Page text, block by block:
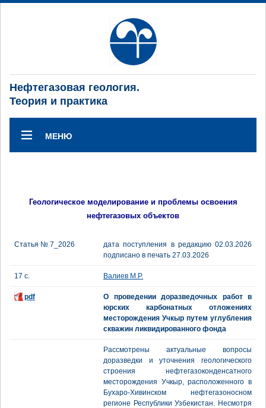
Нефтегазовая геология.
Теория и практика
МЕНЮ
Геологическое моделирование и проблемы освоения
нефтегазовых объектов
Статья № 7_2026
дата поступления в редакцию 02.03.2026
подписано в печать 27.03.2026
17 с. Валиев М.Р.
pdf
О проведении доразведочных работ в
юрских карбонатных отложениях
месторождения Учкыр путем углубления
скважин ликвидированного фонда
Рассмотрены актуальные вопросы
доразведки и уточнения геологического
строения нефтегазоконденсатного
месторождения Учкыр, расположенного в
Бухаро-Хивинском нефтегазоносном
регионе Республики Узбекистан. Несмотря